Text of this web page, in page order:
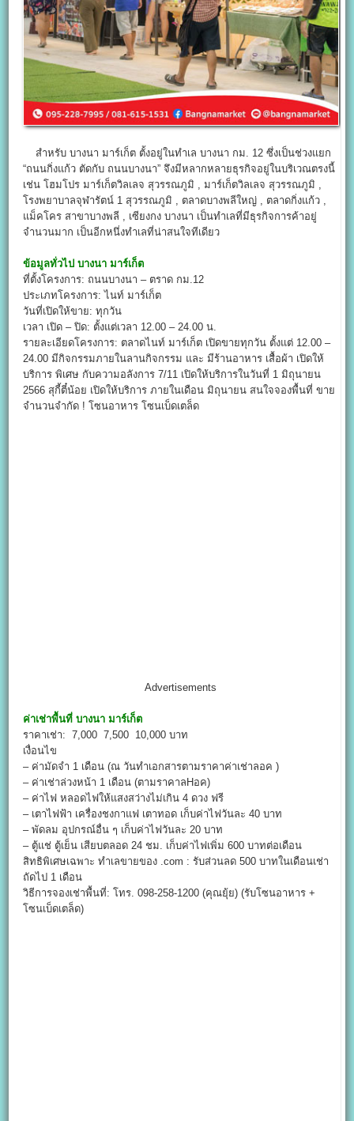
สำหรับ บางนา มาร์เก็ต ตั้งอยู่ในทำเล บางนา กม. 12 ซึ่งเป็นช่วงแยก
“ถนนกิ่งแก้ว ตัดกับ ถนนบางนา” จึงมีหลากหลายธุรกิจอยู่ในบริเวณตรงนี้
เช่น โฮมโปร มาร์เก็ตวิลเลจ สุวรรณภูมิ , มาร์เก็ตวิลเลจ สุวรรณภูมิ ,
โรงพยาบาลจุฬารัตน์ 1 สุวรรณภูมิ , ตลาดบางพลีใหญ่ , ตลาดกิ่งแก้ว ,
แม็คโคร สาขาบางพลี , เซียงกง บางนา เป็นทำเลที่มีธุรกิจการค้าอยู่
จำนวนมาก เป็นอีกหนึ่งทำเลที่น่าสนใจทีเดียว
ข้อมูลทั่วไป บางนา มาร์เก็ต
ที่ตั้งโครงการ: ถนนบางนา – ตราด กม.12
ประเภทโครงการ: ไนท์ มาร์เก็ต
วันที่เปิดให้ขาย: ทุกวัน
เวลา เปิด – ปิด: ตั้งแต่เวลา 12.00 – 24.00 น.
รายละเอียดโครงการ: ตลาดไนท์ มาร์เก็ต เปิดขายทุกวัน ตั้งแต่ 12.00 –
24.00 มีกิจกรรมภายในลานกิจกรรม และ มีร้านอาหาร เสื้อผ้า เปิดให้
บริการ พิเศษ กับความอลังการ 7/11 เปิดให้บริการในวันที่ 1 มิถุนายน
2566 สุกี้ตี๋น้อย เปิดให้บริการ ภายในเดือน มิถุนายน สนใจจองพื้นที่ ขาย
จำนวนจำกัด ! โซนอาหาร โซนเบ็ดเตล็ด
Advertisements
ค่าเช่าพื้นที่ บางนา มาร์เก็ต
ราคาเช่า: 7,000 7,500 10,000 บาท
เงื่อนไข
– ค่ามัดจำ 1 เดือน (ณ วันทำเอกสารตามราคาค่าเช่าลอค )
– ค่าเช่าล่วงหน้า 1 เดือน (ตามราคาลHอค)
– ค่าไฟ หลอดไฟให้แสงสว่างไม่เกิน 4 ดวง ฟรี
– เตาไฟฟ้า เครื่องชงกาแฟ เตาทอด เก็บค่าไฟวันละ 40 บาท
– พัดลม อุปกรณ์อื่น ๆ เก็บค่าไฟวันละ 20 บาท
– ตู้แช่ ตู้เย็น เสียบตลอด 24 ชม. เก็บค่าไฟเพิ่ม 600 บาทต่อเดือน
สิทธิพิเศษเฉพาะ ทำเลขายของ .com : รับส่วนลด 500 บาทในเดือนเช่า
ถัดไป 1 เดือน
วิธีการจองเช่าพื้นที่: โทร. 098-258-1200 (คุณยุ้ย) (รับโซนอาหาร +
โซนเบ็ดเตล็ด)